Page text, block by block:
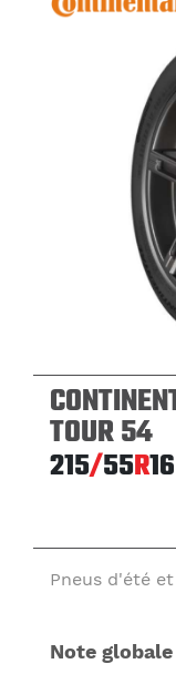
TOUR 54
215/55R16
Pneus d'été
Note globale